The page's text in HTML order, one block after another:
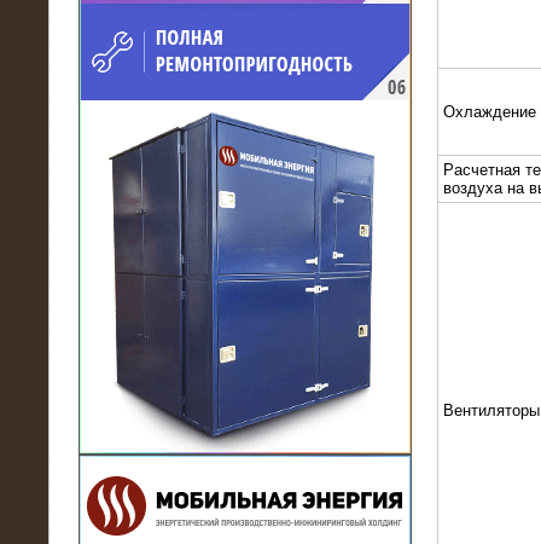
21.03.2017
Комплектная трансформаторная
подстанция 6 МВА (морское
исполнение, IP56)
Охлаждение
Расчетная
воздуха на
Вентиляторы